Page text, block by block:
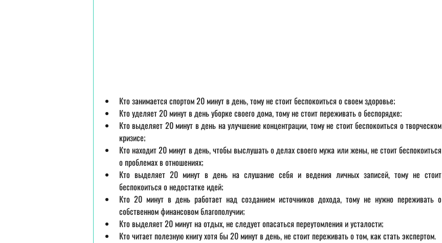
Кто занимается спортом 20 минут в день, тому не стоит беспокоиться о своем здоровье;
Кто уделяет 20 минут в день уборке своего дома, тому не стоит переживать о беспорядке;
Кто выделяет 20 минут в день на улучшение концентрации, тому не стоит беспокоиться о творческом
кризисе;
Кто находит 20 минут в день, чтобы выслушать о делах своего мужа или жены, не стоит беспокоиться
о проблемах в отношениях;
Кто выделяет 20 минут в день на слушание себя и ведения личных записей, тому не стоит
беспокоиться о недостатке идей;
Кто 20 минут в день работает над созданием источников дохода, тому не нужно переживать о
собственном финансовом благополучии;
Кто выделяет 20 минут на отдых, не следует опасаться переутомления и усталости;
Кто читает полезную книгу хотя бы 20 минут в день, не стоит переживать о том, как стать экспертом.